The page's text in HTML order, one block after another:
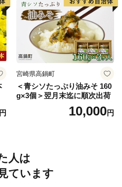
宮崎県高鍋町
＜青シソたっぷり油みそ 160
g×3個＞翌月末迄に順次出荷
10,000円
人は
ています